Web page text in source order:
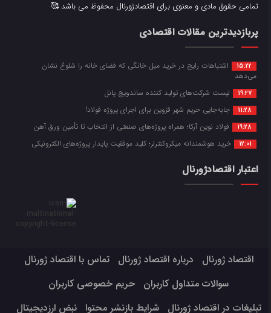
تمامی حقوق مادی و معنوی برای اقتصادژورنال محفوظ می باشد 🥰
پربازدیدترین مقالات اقتصادی
15:22
اشتباهات رایج در خرید مبل خانگی که فضای خانه را شلوغ نشان
می‌دهد
19:27 لیست شرکت‌های تولید کننده ساندویچ پانل
11:28 جابه‌جایی حریم شهر قزوین برای اجرای پروژه فولاد!
19:28 فولاد نوین آرکا؛ همراه پروژه‌های صنعتی از انتخاب تا تأمین ورق آهن
12:01 خرید هوشمندانه میکروکنترلر؛ کلید موفقیت پایدار پروژه‌های الکترونیکی
اعتبار اقتصادژورنال
اقتصاد ژورنال درباره اقتصاد ژورنال
تماس با اقتصاد ژورنال
سوالات متداول کاربران
حریم خصوصی کاربران
تبلیغات در اقتصاد ژورنال
شرایط بازنشر محتوا نبض ارزدیجیتال